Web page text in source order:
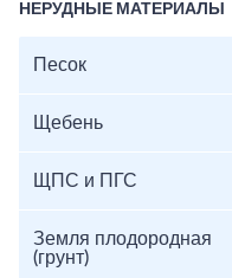
НЕРУДНЫЕ МАТЕРИАЛЫ
Песок
Щебень
ЩПС и ПГС
Земля плодородная
(грунт)